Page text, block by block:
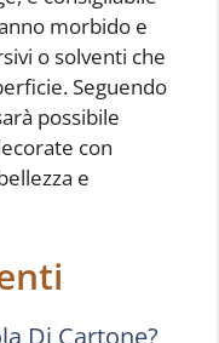
morbido e
o solventi che
Seguendo
possibile
con
e
Di Cartone?